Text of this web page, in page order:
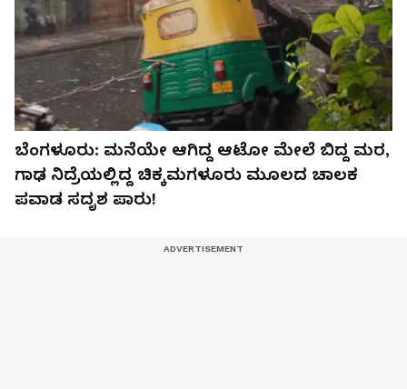
ಬೆಂಗಳೂರು: ಮನೆಯೇ ಆಗಿದ್ದ ಆಟೋ ಮೇಲೆ ಬಿದ್ದ ಮರ,
ಗಾಢ ನಿದ್ರೆಯಲ್ಲಿದ್ದ ಚಿಕ್ಕಮಗಳೂರು ಮೂಲದ ಚಾಲಕ
ಪವಾಡ ಸದೃಶ ಪಾರು!